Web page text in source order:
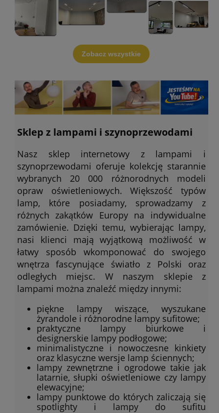
Zobacz wszystkie
Sklep z lampami i szynoprzewodami
Nasz sklep internetowy z lampami i
szynoprzewodami oferuje kolekcję starannie
wybranych 20 000 różnorodnych modeli
opraw oświetleniowych. Większość typów
lamp, które posiadamy, sprowadzamy z
różnych zakątków Europy na indywidualne
zamówienie. Dzięki temu, wybierając lampy,
nasi klienci mają wyjątkową możliwość w
łatwy sposób wkomponować do swojego
wnętrza fascynujące światło z Polski oraz
odległych miejsc. W naszym sklepie z
lampami można znaleźć między innymi:
piękne lampy wiszące, wyszukane
żyrandole i różnorodne lampy sufitowe;
praktyczne lampy biurkowe i
designerskie lampy podłogowe;
minimalistyczne i nowoczesne kinkiety
oraz klasyczne wersje lamp ściennych;
lampy zewnętrzne i ogrodowe takie jak
latarnie, słupki oświetleniowe czy lampy
elewacyjne;
lampy punktowe do których zaliczają się
spotlighty i lampy do sufitu